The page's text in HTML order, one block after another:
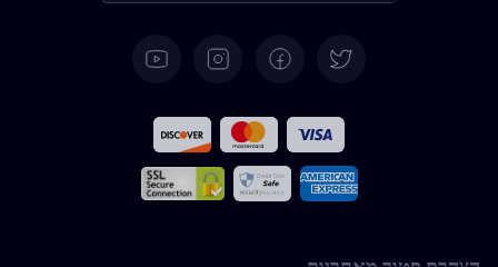
צרפתית